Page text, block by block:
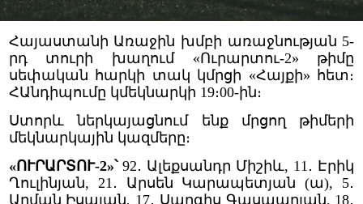
Հայաստանի Առաջին խմբի առաջնության 5-
րդ տուրի խաղում «Ուրարտու-2» թիմը
սեփական հարկի տակ կմրցի «Հայքի» հետ։
ՀԱնդիպումը կմեկնարկի 19։00-ին։
Ստորև ներկայացնում ենք մրցող թիմերի
մեկնարկային կազմերը։
«ՈՒՐԱՐՏՈՒ-2»՝92․ Ալեքսանդր Միշիև, 11․ Էրիկ
Ղուլինյան, 21․ Արսեն Կարապետյան (ա), 5․
Արման Իսայան, 17․ Սարգիս Գասպարյան, 18․